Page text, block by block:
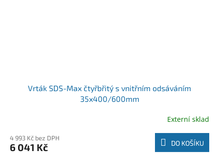
Vrták SDS-Max čtyřbřitý s vnitřním odsáváním
35x400/600mm
Externí sklad
4 993 Kč bez DPH
6 041 Kč DO KOŠÍKU